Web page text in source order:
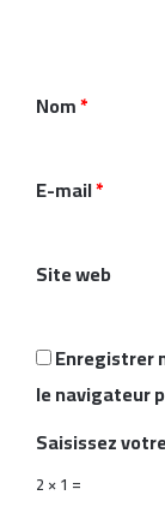
t
i
*
Nom*
E-mail*
Site web
Enregistrer
le navigateur
Saisissez
2 × 1 =